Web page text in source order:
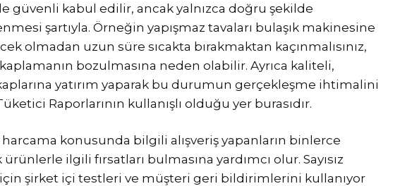
güvenli kabul edilir, ancak yalnızca doğru şekilde
şartıyla. Örneğin yapışmaz tavaları bulaşık makinesine
olmadan uzun süre sıcakta bırakmaktan kaçınmalısınız,
bozulmasına neden olabilir. Ayrıca kaliteli,
yatırım yaparak bu durumun gerçekleşme ihtimalini
Raporlarının kullanışlı olduğu yer burasıdır.
konusunda bilgili alışveriş yapanların binlerce
ilgili fırsatları bulmasına yardımcı olur. Sayısız
şirket içi testleri ve müşteri geri bildirimlerini kullanıyor